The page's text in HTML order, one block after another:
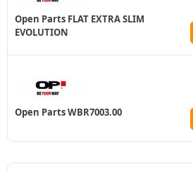
Open Parts FLAT EXTRA SLIM
EVOLUTION
Open Parts WBR7003.00